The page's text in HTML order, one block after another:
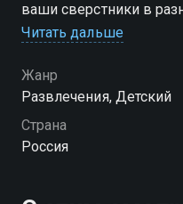
ваши сверстники в
их интересуют, что
волнует
Читать дальше
Жанр
Развлечения, Детский
Страна
Россия